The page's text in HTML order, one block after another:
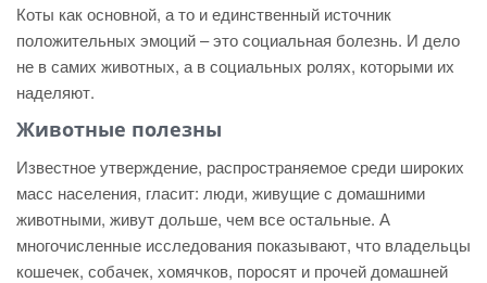
Коты как основной, а то и единственный источник
положительных эмоций – это социальная болезнь. И дело
не в самих животных, а в социальных ролях, которыми их
наделяют.
Животные полезны
Известное утверждение, распространяемое среди широких
масс населения, гласит: люди, живущие с домашними
животными, живут дольше, чем все остальные. А
многочисленные исследования показывают, что владельцы
кошечек, собачек, хомячков, поросят и прочей домашней